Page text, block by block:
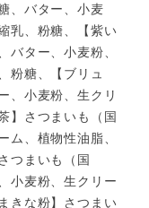
、バター、小麦
乳、粉糖、【紫い
バター、小麦粉、
粉糖、【ブリュ
、小麦粉、生クリ
】さつまいも（国
ム、植物性油脂、
つまいも（国
小麦粉、生クリー
きな粉】さつまい